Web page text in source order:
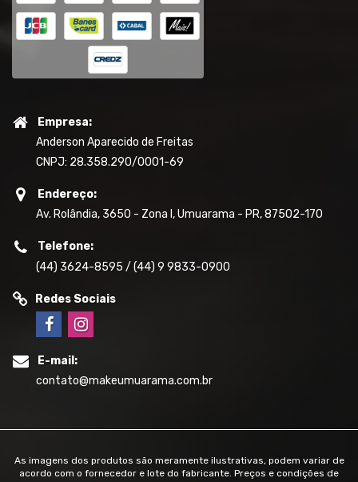
Empresa:
Anderson Aparecido de Freitas
CNPJ: 28.358.290/0001-69
Endereço:
Av. Rolândia, 3650 - Zona I, Umuarama - PR, 87502-170
Telefone:
(44) 3624-8595 / (44) 9 9833-0900
Redes Sociais
E-mail:
contato@makeumuarama.com.br
As imagens dos produtos são meramente ilustrativas, podem variar de
acordo com o fornecedor e lote do fabricante. Preços e condições de